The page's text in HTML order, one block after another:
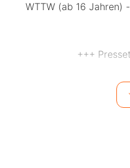
WTTW (ab 16 Jahren)
+++